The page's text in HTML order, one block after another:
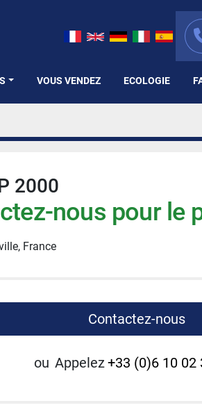
VOUS VENDEZ ECOLOGIE
2000
nous pour le
France
Contactez-nous
ou Appelez+33 (0)6 10 02